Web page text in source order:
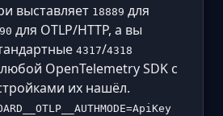
выставляет 18889 для
для OTLP/HTTP, а вы
4317/4318
OpenTelemetry SDK с
их нашёл.